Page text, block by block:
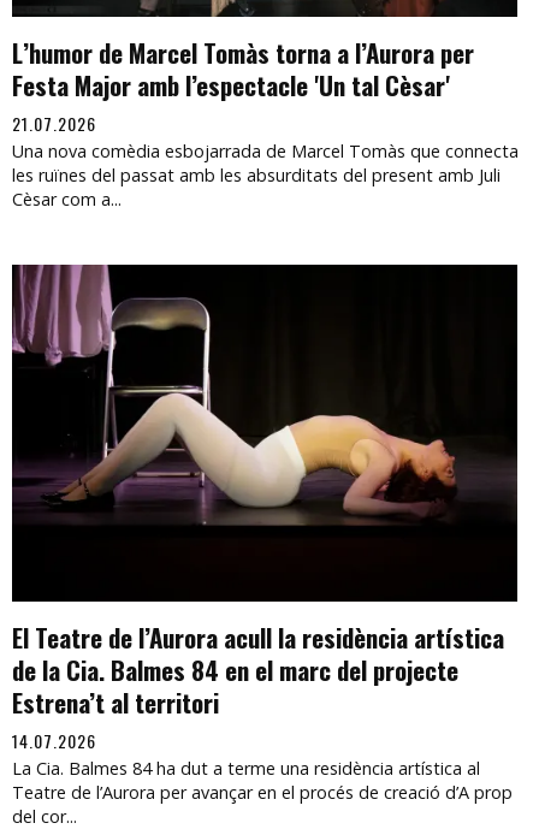
L’humor de Marcel Tomàs torna a l’Aurora per
Festa Major amb l’espectacle 'Un tal Cèsar'
21.07.2026
Una nova comèdia esbojarrada de Marcel Tomàs que connecta
les ruïnes del passat amb les absurditats del present amb Juli
Cèsar com a...
El Teatre de l’Aurora acull la residència artística
de la Cia. Balmes 84 en el marc del projecte
Estrena’t al territori
14.07.2026
La Cia. Balmes 84 ha dut a terme una residència artística al
Teatre de l’Aurora per avançar en el procés de creació d’A prop
del cor...